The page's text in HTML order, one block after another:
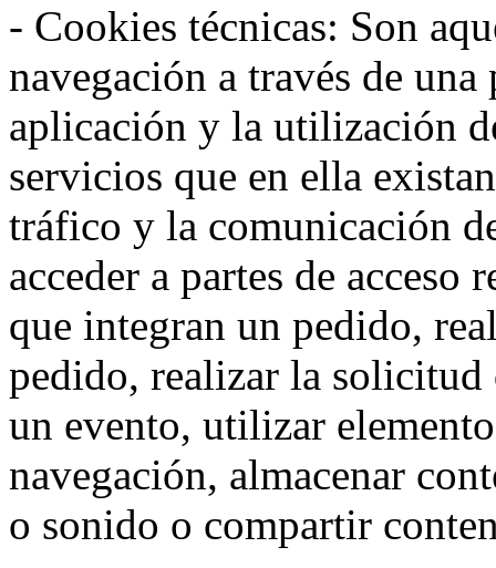
- Cookies técnicas: Son
navegación a través de
aplicación y la utilización
servicios que en ella
tráfico y la comunicación
acceder a partes de
que integran un pedido,
pedido, realizar la
un evento, utilizar
navegación, almacenar
o sonido o compartir